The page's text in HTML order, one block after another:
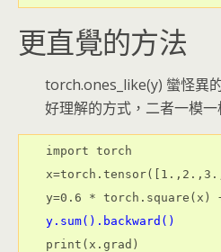
更直覺的方法
torch.ones_like(y) 蠻怪異
好理解的方式，二者一模一
import torch
y.sum().backward()